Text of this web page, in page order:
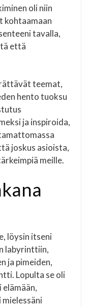
oli niin
kohtaamaan
tavalla,
että
teemat,
hento tuoksu
ja inspiroida,
joskus asioista,
meille.
löysin itseni
labyrinttiin,
ja pimeiden,
Lopulta se oli
mielessäni